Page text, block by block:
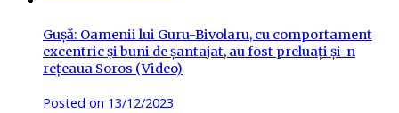
Gușă: Oamenii lui Guru-Bivolaru, cu comportament
excentric și buni de șantajat, au fost preluați și-n
rețeaua Soros (Video)
Posted on 13/12/2023